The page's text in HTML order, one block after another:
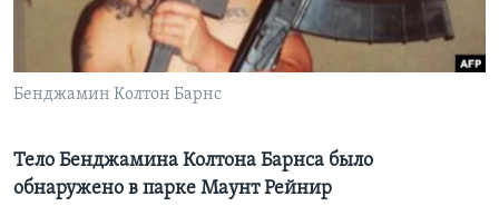
Learning English
СОЦИАЛЬНЫЕ СЕТИ
Бенджамин Колтон Барнс
Тело Бенджамина Колтона Барнса было
обнаружено в парке Маунт Рейнир